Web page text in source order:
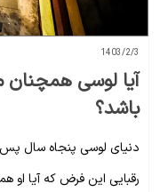
1403/2/3
آیا لوسی همچنان
باشد؟
رقبایی این فرض که آیا او